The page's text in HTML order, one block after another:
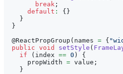
break ;
default : { }
}
}
@ReactPropGroup ( names = {
public void setStyle (
if
( index == 0 )
{
      propWidth
= value ;
}